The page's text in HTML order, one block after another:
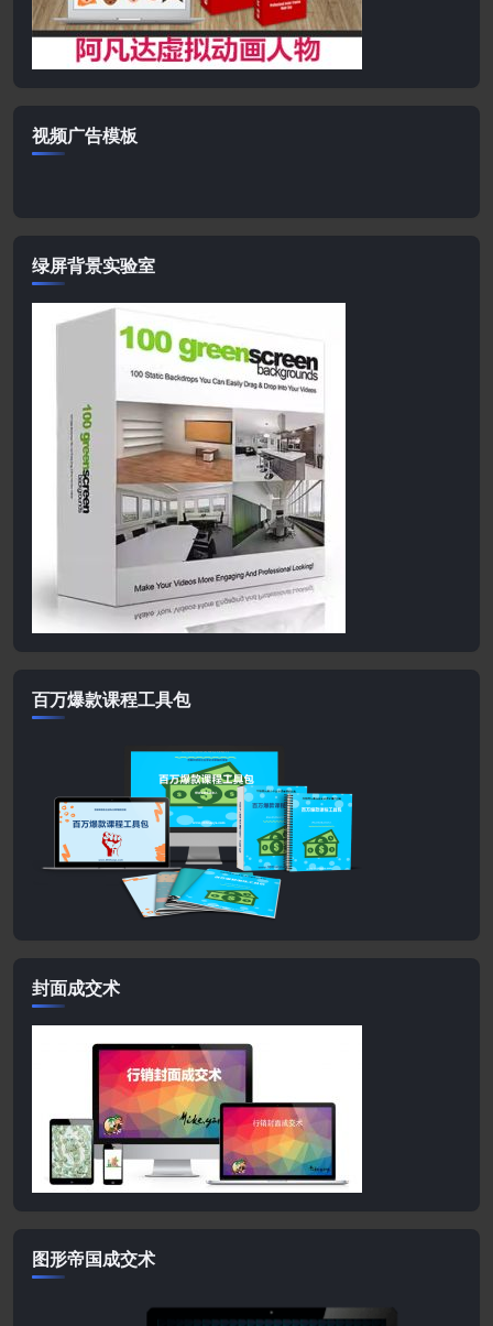
视频广告模板
绿屏背景实验室
百万爆款课程工具包
封面成交术
图形帝国成交术